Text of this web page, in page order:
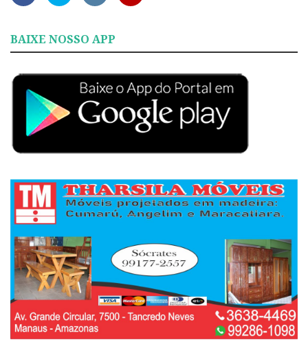
BAIXE NOSSO APP